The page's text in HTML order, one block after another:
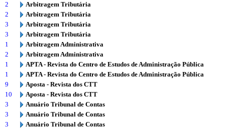
2
Arbitragem Tributária
2
Arbitragem Tributária
3
Arbitragem Tributária
3
Arbitragem Tributária
1
Arbitragem Administrativa
2
Arbitragem Administrativa
1
APTA - Revista do Centro de Estudos de Administração Pública
1
APTA - Revista do Centro de Estudos de Administração Pública
9
Aposta - Revista dos CTT
10
Aposta - Revista dos CTT
3
Anuário Tribunal de Contas
3
Anuário Tribunal de Contas
3
Anuário Tribunal de Contas